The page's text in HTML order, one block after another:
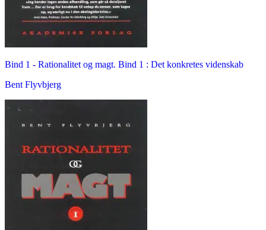
Bind 1 - Rationalitet og magt. Bind 1 : Det konkretes videnskab
Bent Flyvbjerg